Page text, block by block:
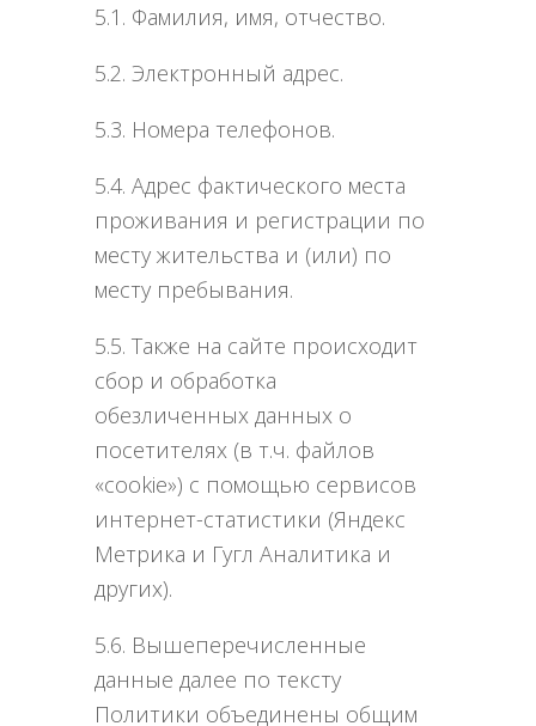
5.1. Фамилия, имя, отчество.
5.2. Электронный адрес.
5.3. Номера телефонов.
5.4. Адрес фактического места
проживания и регистрации по
месту жительства и (или) по
месту пребывания.
5.5. Также на сайте происходит
сбор и обработка
обезличенных данных о
посетителях (в т.ч. файлов
«cookie») с помощью сервисов
интернет-статистики (Яндекс
Метрика и Гугл Аналитика и
других).
5.6. Вышеперечисленные
данные далее по тексту
Политики объединены общим